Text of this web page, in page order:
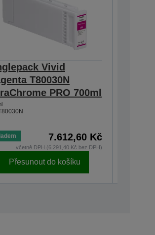
Vivid
T80030N
PRO 700ml
7.612,60 Kč
včetně DPH (6.291,40 Kč bez DPH)
Přesunout do košíku